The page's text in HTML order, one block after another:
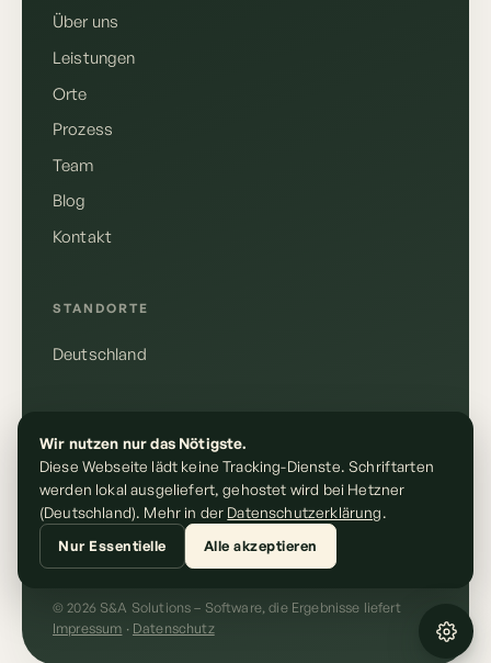
Über uns
Leistungen
Orte
Prozess
Team
Blog
Kontakt
STANDORTE
Deutschland
Impressum
Datenschutz
© 2026 S&A Solutions – Software, die Ergebnisse liefert
Impressum · Datenschutz
E-Mail schreiben
kontakt@sundasolutions.de
Wir nutzen nur das Nötigste.
Diese Webseite lädt keine Tracking-Dienste. Schriftarten
werden lokal ausgeliefert, gehostet wird bei Hetzner
(Deutschland). Mehr in der Datenschutzerklärung.
Nur Essentielle Alle akzeptieren